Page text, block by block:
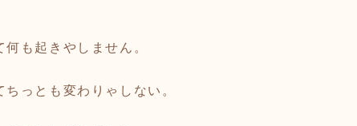
も起きやしません。
っとも変わりゃしない。